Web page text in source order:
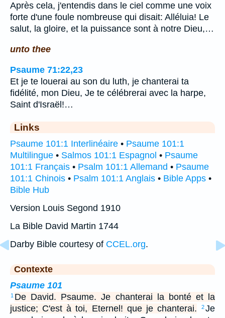
Après cela, j'entendis dans le ciel comme une voix
forte d'une foule nombreuse qui disait: Alléluia! Le
salut, la gloire, et la puissance sont à notre Dieu,…
unto thee
Psaume 71:22,23
Et je te louerai au son du luth, je chanterai ta
fidélité, mon Dieu, Je te célébrerai avec la harpe,
Saint d'Israël!…
Links
Psaume 101:1 Interlinéaire • Psaume 101:1
Multilingue • Salmos 101:1 Espagnol • Psaume
101:1 Français • Psalm 101:1 Allemand • Psaume
101:1 Chinois • Psalm 101:1 Anglais • Bible Apps •
Bible Hub
Version Louis Segond 1910
La Bible David Martin 1744
Darby Bible courtesy of CCEL.org.
Contexte
Psaume 101
1 De David. Psaume. Je chanterai la bonté et la
justice; C'est à toi, Eternel! que je chanterai.
2Je